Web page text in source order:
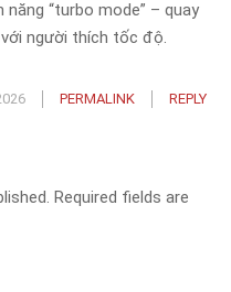
“turbo mode” – quay
người thích tốc độ.
PERMALINK REPLY
Required fields are